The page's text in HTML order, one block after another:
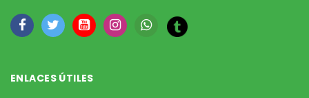
ENLACES ÚTILES